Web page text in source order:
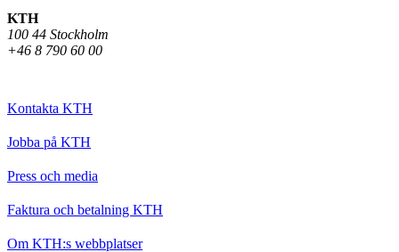
KTH
100 44 Stockholm
+46 8 790 60 00
Kontakta KTH
Jobba på KTH
Press och media
Faktura och betalning KTH
Om KTH:s webbplatser